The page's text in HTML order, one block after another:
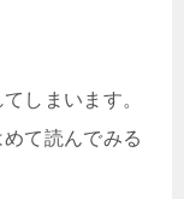
しまいます。
て読んでみる